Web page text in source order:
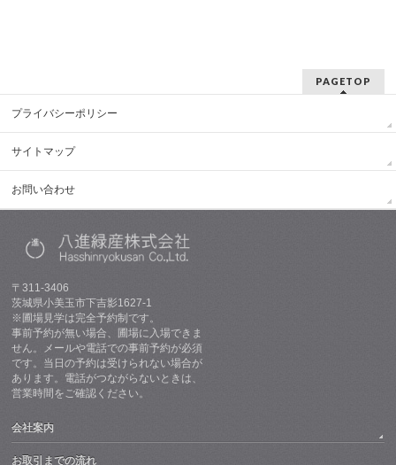
PAGETOP
プライバシーポリシー
サイトマップ
お問い合わせ
〒311-3406
茨城県小美玉市下吉影1627-1
※圃場見学は完全予約制です。
事前予約が無い場合、圃場に入場できま
せん。メールや電話での事前予約が必須
です。当日の予約は受けられない場合が
あります。電話がつながらないときは、
営業時間をご確認ください。
会社案内
お取引までの流れ